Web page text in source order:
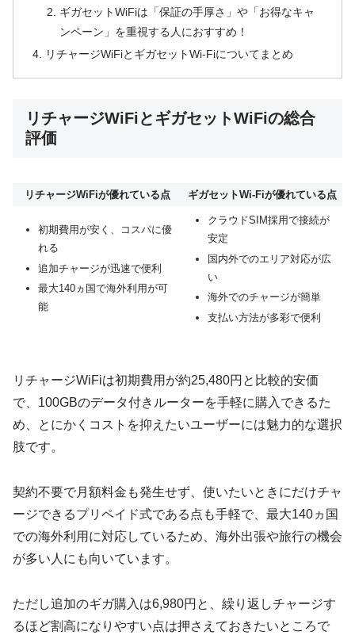
ギガセットWiFiは「保証の手厚さ」や「お得なキャ
ンペーン」を重視する人におすすめ！
リチャージWiFiとギガセットWi-Fiについてまとめ
リチャージWiFiとギガセットWiFiの総合
評価
リチャージWiFiが優れている点 ギガセットWi-Fiが優れている点
初期費用が安く、コスパに優
れる
追加チャージが迅速で便利
最大140ヵ国で海外利用が可
能
クラウドSIM採用で接続が
安定
国内外でのエリア対応が広
い
海外でのチャージが簡単
支払い方法が多彩で便利
リチャージWiFiは初期費用が約25,480円と比較的安価
で、100GBのデータ付きルーターを手軽に購入できるた
め、とにかくコストを抑えたいユーザーには魅力的な選択
肢です。
契約不要で月額料金も発生せず、使いたいときにだけチャ
ージできるプリペイド式である点も手軽で、最大140ヵ国
での海外利用に対応しているため、海外出張や旅行の機会
が多い人にも向いています。
ただし追加のギガ購入は6,980円と、繰り返しチャージす
るほど割高になりやすい点は押さえておきたいところで